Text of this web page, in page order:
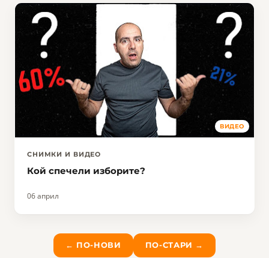
ВИДЕО
СНИМКИ И ВИДЕО
Кой спечели изборите?
06 април
← ПО-НОВИ ПО-СТАРИ →